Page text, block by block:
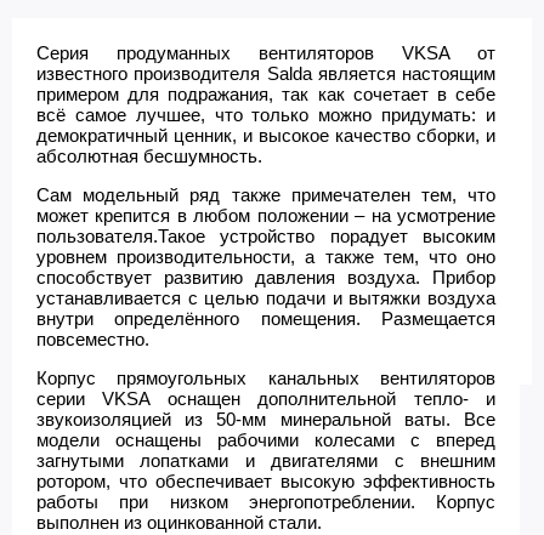
Серия продуманных вентиляторов VKSA от
известного производителя Salda является настоящим
примером для подражания, так как сочетает в себе
всё самое лучшее, что только можно придумать: и
демократичный ценник, и высокое качество сборки, и
абсолютная бесшумность.
Сам модельный ряд также примечателен тем, что
может крепится в любом положении – на усмотрение
пользователя.Такое устройство порадует высоким
уровнем производительности, а также тем, что оно
способствует развитию давления воздуха. Прибор
устанавливается с целью подачи и вытяжки воздуха
внутри определённого помещения. Размещается
повсеместно.
Корпус прямоугольных канальных вентиляторов
серии VKSA оснащен дополнительной тепло- и
звукоизоляцией из 50-мм минеральной ваты. Все
модели оснащены рабочими колесами с вперед
загнутыми лопатками и двигателями с внешним
ротором, что обеспечивает высокую эффективность
работы при низком энергопотреблении. Корпус
выполнен из оцинкованной стали.